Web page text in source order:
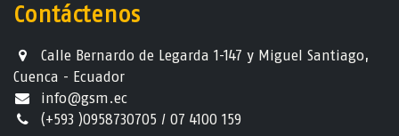
Contáctenos
Calle Bernardo de Legarda 1-147 y Miguel Santiago,
Cuenca - Ecuador
info@gsm.ec​
(+593 )0958730705 / 07 4100 159